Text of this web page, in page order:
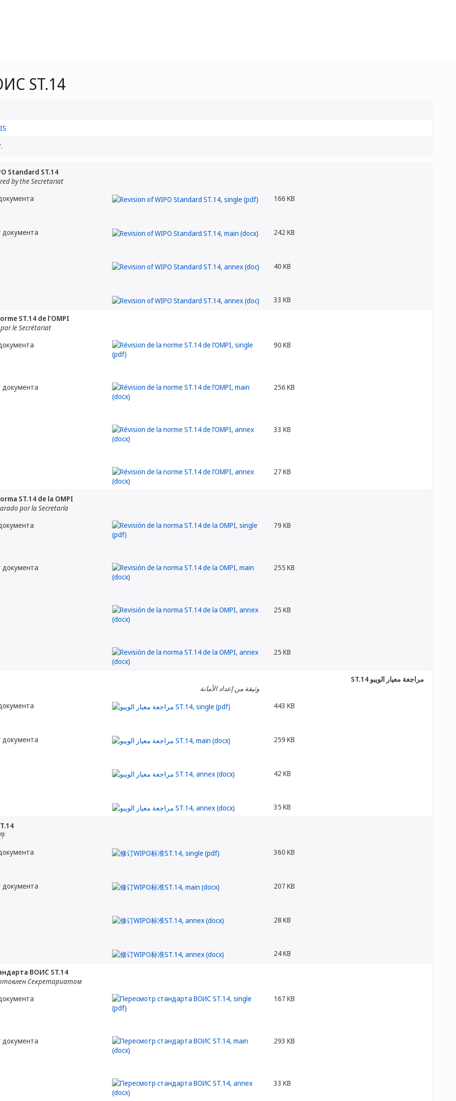
ST.14
Standard ST.14
by the Secretariat
166 KB
документа 242 KB
40 KB
33 KB
ST.14 de l’OMPI
le Secrétariat
90 KB
документа 256 KB
33 KB
27 KB
ST.14 de la OMPI
por la Secretaría
79 KB
документа 255 KB
25 KB
25 KB
مراجعة معيار الويبو ST.14
وثيقة من إعداد الأمانة
443 KB
документа 259 KB
42 KB
35 KB
360 KB
документа 207 KB
28 KB
24 KB
ВОИС ST.14
Секретариатом
167 KB
документа 293 KB
33 KB